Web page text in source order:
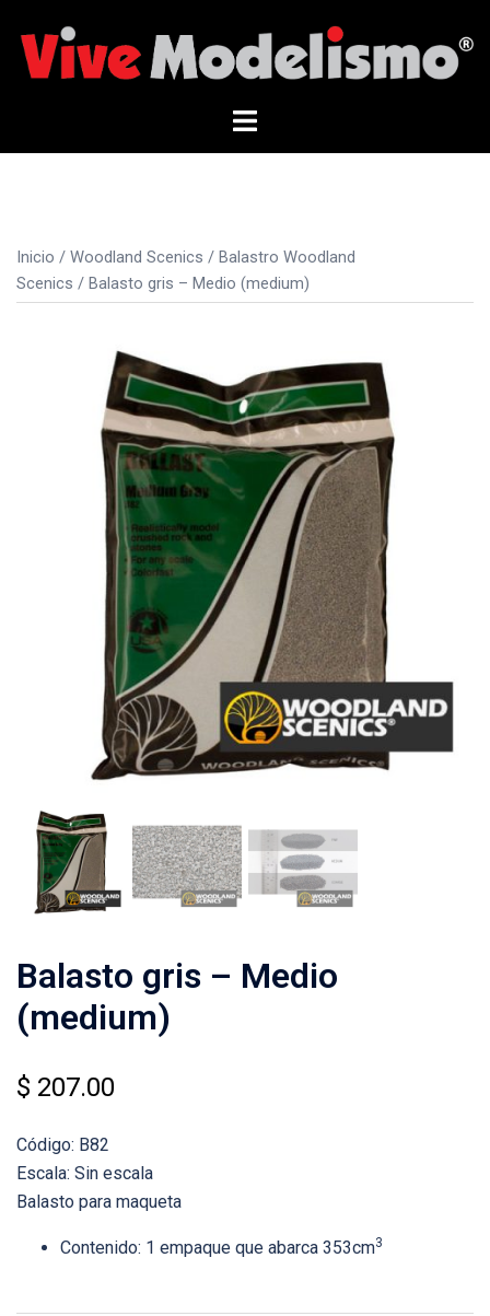
contenido
Alternar
Inicio / Woodland Scenics / Balastro Woodland
Scenics / Balasto gris – Medio (medium)
Balasto gris – Medio
(medium)
$ 207.00
Código: B82
Escala: Sin escala
Balasto para maqueta
Contenido: 1 empaque que abarca 353cm3